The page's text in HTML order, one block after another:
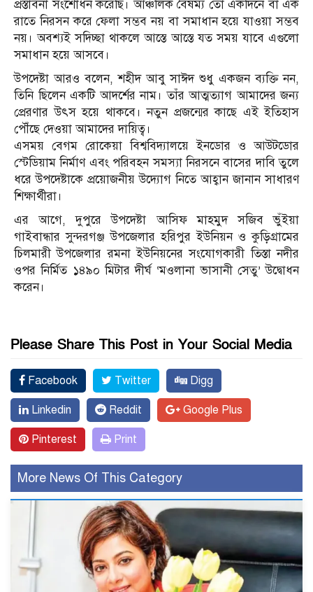
প্রস্তাবনা সংশোধন করেছি। আঞ্চলিক বৈষম্য তো একদিনে বা এক
রাতে নিরসন করে ফেলা সম্ভব নয় বা সমাধান হয়ে যাওয়া সম্ভব
নয়। অবশ্যই সদিচ্ছা থাকলে আস্তে আস্তে যত সময় যাবে এগুলো
সমাধান হয়ে আসবে।
উপদেষ্টা আরও বলেন, শহীদ আবু সাঈদ শুধু একজন ব্যক্তি নন,
তিনি ছিলেন একটি আদর্শের নাম। তাঁর আত্মত্যাগ আমাদের জন্য
প্রেরণার উৎস হয়ে থাকবে। নতুন প্রজন্মের কাছে এই ইতিহাস
পৌঁছে দেওয়া আমাদের দায়িত্ব।
এসময় বেগম রোকেয়া বিশ্ববিদ্যালয়ে ইনডোর ও আউটডোর
স্টেডিয়াম নির্মাণ এবং পরিবহন সমস্যা নিরসনে বাসের দাবি তুলে
ধরে উপদেষ্টাকে প্রয়োজনীয় উদ্যোগ নিতে আহ্বান জানান সাধারণ
শিক্ষার্থীরা।
এর আগে, দুপুরে উপদেষ্টা আসিফ মাহমুদ সজিব ভুঁইয়া
গাইবান্ধার সুন্দরগঞ্জ উপজেলার হরিপুর ইউনিয়ন ও কুড়িগ্রামের
চিলমারী উপজেলার রমনা ইউনিয়নের সংযোগকারী তিস্তা নদীর
ওপর নির্মিত ১৪৯০ মিটার দীর্ঘ ‘মওলানা ভাসানী সেতু’ উদ্বোধন
করেন।
Please Share This Post in Your Social Media
Facebook Twitter Digg
Linkedin Reddit Google Plus
Pinterest Print
More News Of This Category